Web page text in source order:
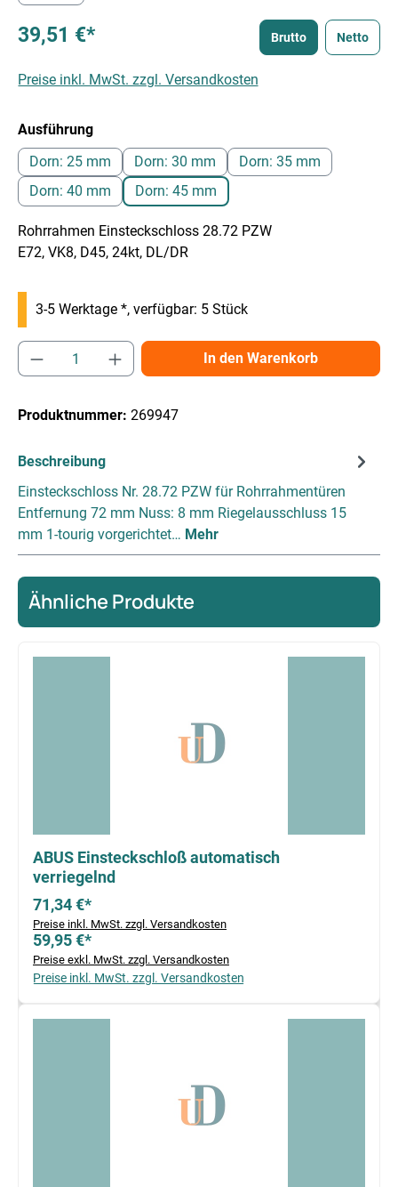
39,51 €* Brutto Netto
Preise inkl. MwSt. zzgl. Versandkosten
Ausführungauswählen
Dorn: 25 mm
Dorn: 30 mm
Dorn: 35 mm
Dorn: 40 mm
Dorn: 45 mm
Rohrrahmen Einsteckschloss 28.72 PZW
E72, VK8, D45, 24kt, DL/DR
3-5 Werktage *, verfügbar: 5 Stück
Produkt Anzahl: Gib den gewünschten
In den Warenkorb
Produktnummer: 269947
Beschreibung
Einsteckschloss Nr. 28.72 PZW für Rohrrahmentüren
Entfernung 72 mm Nuss: 8 mm Riegelausschluss 15
mm 1-tourig vorgerichtet… Mehr
Ähnliche Produkte
ABUS Einsteckschloß automatisch
verriegelnd
71,34 €*
Preise inkl. MwSt. zzgl. Versandkosten
59,95 €*
Preise exkl. MwSt. zzgl. Versandkosten
Preise inkl. MwSt. zzgl. Versandkosten